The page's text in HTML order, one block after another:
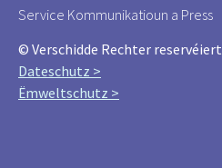
Service Kommunikatioun a Press
© Verschidde Rechter reservéiert
Dateschutz >
Ëmweltschutz >